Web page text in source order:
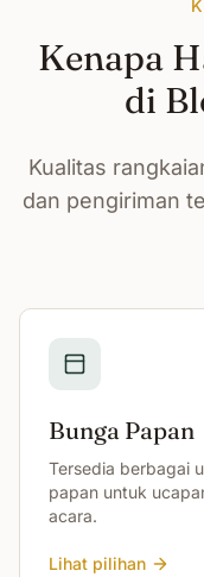
Kenapa
di
Kualitas
dan pengiriman
Bunga Papan
Tersedia berbagai
papan untuk
acara.
Lihat pilihan